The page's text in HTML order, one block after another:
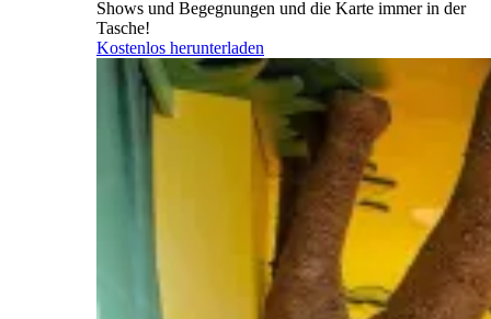
Shows und Begegnungen und die Karte immer in der
Tasche!
Kostenlos herunterladen